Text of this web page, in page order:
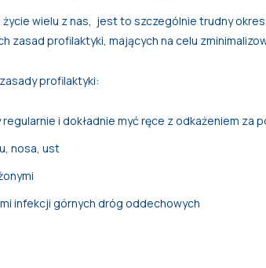
wielu z nas, jest to szczególnie trudny
profilaktyki, mających na celu
profilaktyki:
i dokładnie myć ręce z odkażeniem za
nosa, ust
infekcji górnych dróg oddechowych